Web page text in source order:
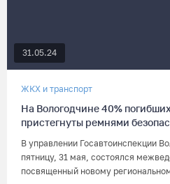
31.05.24
ЖКХ и транспорт
На Вологодчине 40%
пристегнуты ремнями
В управлении Госавтоинспекции
пятницу, 31 мая, состоялся
посвященный новому